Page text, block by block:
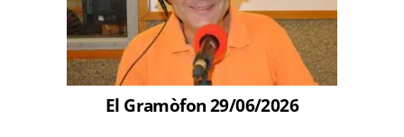
El Gramòfon 29/06/2026